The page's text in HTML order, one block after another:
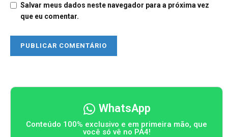
Salvar meus dados neste navegador para a próxima vez
que eu comentar.
WhatsApp
Conteúdo 100% exclusivo e em primeira mão, que
você só vê no PA4!